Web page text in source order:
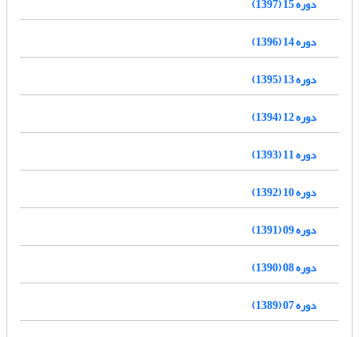
دوره 14 (1396)
دوره 13 (1395)
دوره 12 (1394)
دوره 11 (1393)
دوره 10 (1392)
دوره 09 (1391)
دوره 08 (1390)
دوره 07 (1389)